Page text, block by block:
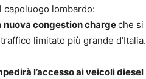
lombardo:
nuova congestion chargeche si
limitato più grande d’Italia.
l’accesso ai veicoli diesel